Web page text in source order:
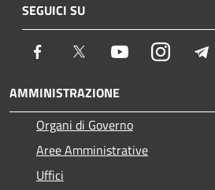
SEGUICI SU
Facebook Twitter YoutubeInstagram
AMMINISTRAZIONE
Organi di Governo
Aree Amministrative
Uffici